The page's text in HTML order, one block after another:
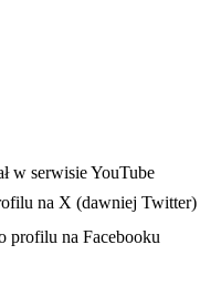
karcie
w serwisie YouTube
na X (dawniej Twitter)
karcie
profilu na Facebooku